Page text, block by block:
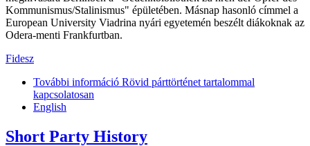
Kommunismus/Stalinismus" épületében. Másnap hasonló címmel a
European University Viadrina nyári egyetemén beszélt diákoknak az
Odera-menti Frankfurtban.
Fidesz
További információ Rövid párttörténet tartalommal
kapcsolatosan
English
Short Party History